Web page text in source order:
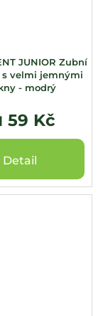
JUNIOR Zubní
s velmi jemnými
- modrý
59 Kč
Detail